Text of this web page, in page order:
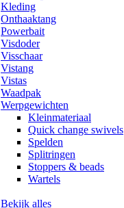
Kleding
Onthaaktang
Powerbait
Visdoder
Visschaar
Vistang
Vistas
Waadpak
Werpgewichten
Kleinmateriaal
Quick change swivels
Spelden
Splitringen
Stoppers & beads
Wartels
Bekijk alles